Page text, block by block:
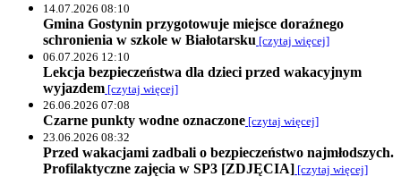
14.07.2026 08:10
Gmina Gostynin przygotowuje miejsce doraźnego
schronienia w szkole w Białotarsku [czytaj więcej]
06.07.2026 12:10
Lekcja bezpieczeństwa dla dzieci przed wakacyjnym
wyjazdem [czytaj więcej]
26.06.2026 07:08
Czarne punkty wodne oznaczone [czytaj więcej]
23.06.2026 08:32
Przed wakacjami zadbali o bezpieczeństwo najmłodszych.
Profilaktyczne zajęcia w SP3 [ZDJĘCIA] [czytaj więcej]